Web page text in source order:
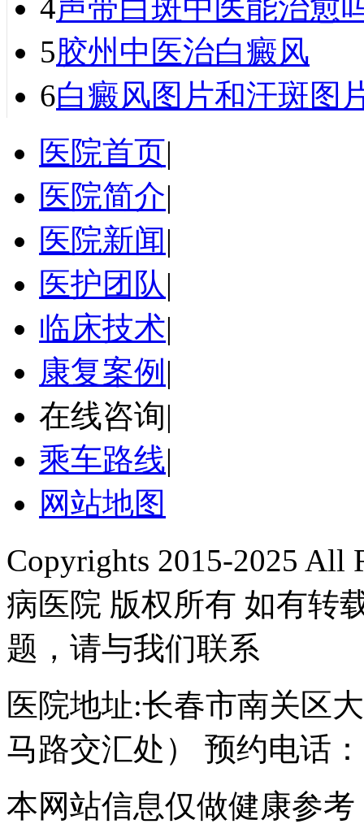
4声带白斑中医能治愈
5胶州中医治白癜风
6白癜风图片和汗斑图
医院首页|
医院简介|
医院新闻|
医护团队|
临床技术|
康复案例 |
在线咨询|
乘车路线|
网站地图
Copyrights 2015-2025 All
病医院 版权所有 如有转
题，请与我们联系
医院地址:长春市南关区
马路交汇处） 预约电话
本网站信息仅做健康参